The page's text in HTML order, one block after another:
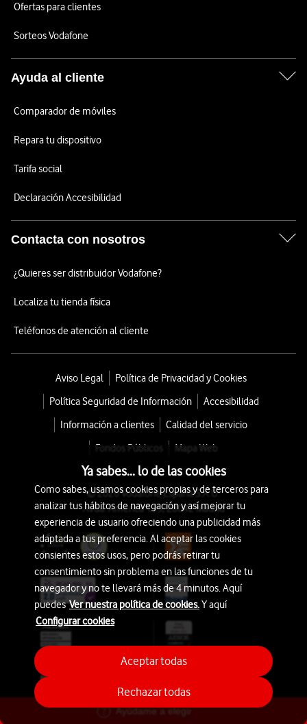
Ayúdame a elegir
Ofertas para clientes
Sorteos Vodafone
Ayuda al cliente
Comparador de móviles
Repara tu dispositivo
Tarifa social
Declaración Accesibilidad
Contacta con nosotros
¿Quieres ser distribuidor Vodafone?
Localiza tu tienda física
Teléfonos de atención al cliente
Aviso Legal
Política de Privacidad y Cookies
Política Seguridad de Información
Accesibilidad
Información a clientes
Calidad del servicio
Fondos Públicos
Mapa Web
© 2026 Vodafone España S.A.U.
Avda. América 115, 28042 Madrid
Ya sabes... lo de las cookies
Como sabes, usamos cookies propias y de terceros para
analizar tus hábitos de navegación y así mejorar tu
experiencia de usuario ofreciendo una publicidad más
adaptada a tus preferencia. Al aceptar las cookies
consientes estos usos, pero podrás retirar tu
consentimiento sin problema en las funciones de tu
navegador y no te llevará más de 4 minutos. Aquí
puedesVer nuestra política de cookies.Y aquí
Configurar cookies
Rechazar todas
Aceptar todas